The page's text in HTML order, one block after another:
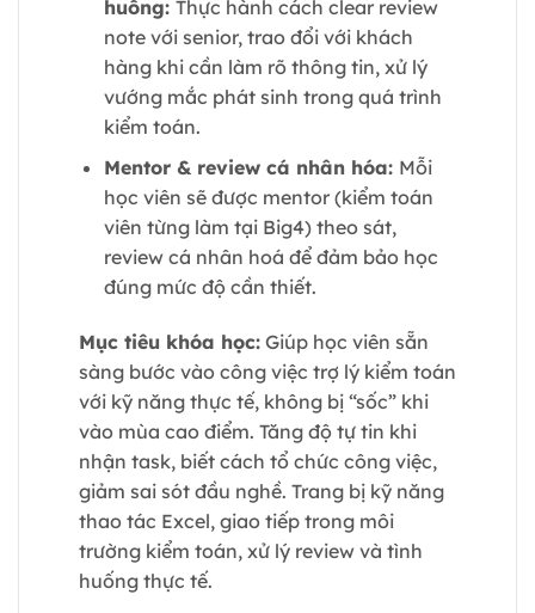
huống: Thực hành cách clear review
note với senior, trao đổi với khách
hàng khi cần làm rõ thông tin, xử lý
vướng mắc phát sinh trong quá trình
kiểm toán.
Mentor & review cá nhân hóa: Mỗi
học viên sẽ được mentor (kiểm toán
viên từng làm tại Big4) theo sát,
review cá nhân hoá để đảm bảo học
đúng mức độ cần thiết.
Mục tiêu khóa học: Giúp học viên sẵn
sàng bước vào công việc trợ lý kiểm toán
với kỹ năng thực tế, không bị “sốc” khi
vào mùa cao điểm. Tăng độ tự tin khi
nhận task, biết cách tổ chức công việc,
giảm sai sót đầu nghề. Trang bị kỹ năng
thao tác Excel, giao tiếp trong môi
trường kiểm toán, xử lý review và tình
huống thực tế.